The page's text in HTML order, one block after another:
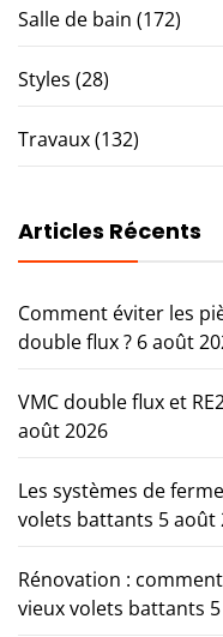
Salle de bain (172)
Styles (28)
Travaux(132)
Articles Récents
Comment éviter les
double flux ? 6 août
VMC double flux et
août 2026
Les systèmes de
volets battants 5 août
Rénovation :
vieux volets battants